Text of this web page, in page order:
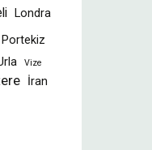
Londra
Portekiz
Vize
İran